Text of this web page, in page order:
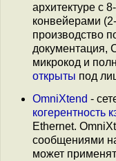
архитектуре с
конвейерами
производство
документация,
микрокод и
открыты под
OmniXtend -
когерентность
Ethernet.
сообщениями
может